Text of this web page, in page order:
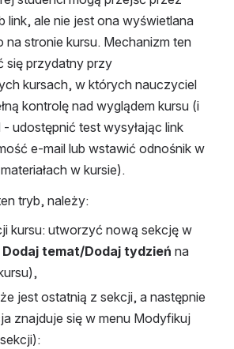
link, ale nie jest ona wyświetlana
na stronie kursu. Mechanizm ten
się przydatny przy
kursach, w których nauczyciel
kontrolę nad wyglądem kursu (i
- udostępnić test wysyłając link
e-mail lub wstawić odnośnik w
w kursie).
tryb, należy:
kursu: utworzyć nową sekcję w
Dodaj temat/Dodaj tydzień na
jest ostatnią z sekcji, a następnie
znajduje się w menu Modyfikuj